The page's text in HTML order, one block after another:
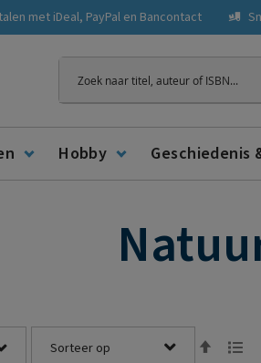
met iDeal, PayPal en Bancontact
Zoeken
Hobby Geschiedenis
Van
als Lijst